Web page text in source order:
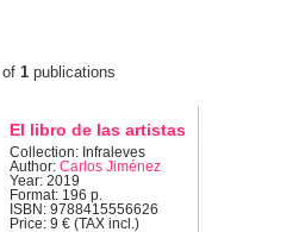
1 publications
El libro de las artistas
Collection: Infraleves
Author: Carlos Jiménez
Year: 2019
Format: 196 p.
ISBN: 9788415556626
Price: 9 € (TAX incl.)